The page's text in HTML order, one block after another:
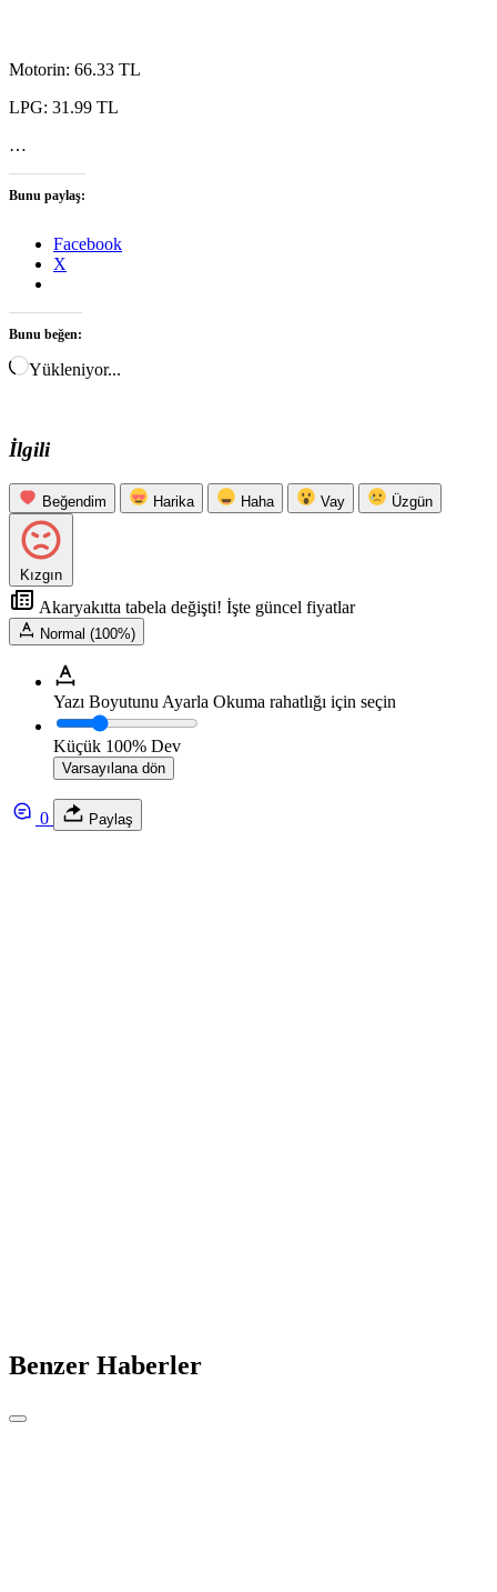
Motorin: 66.33 TL
LPG: 31.99 TL
…
Bunu paylaş:
Facebook
X
Bunu beğen:
Yükleniyor...
İlgili
Beğendim Harika Haha Vay Üzgün
Kızgın
Akaryakıtta tabela değişti! İşte güncel fiyatlar
Normal (100%)
Yazı Boyutunu Ayarla Okuma rahatlığı için seçin
Küçük 100% Dev
Varsayılana dön
0 Paylaş
Benzer Haberler